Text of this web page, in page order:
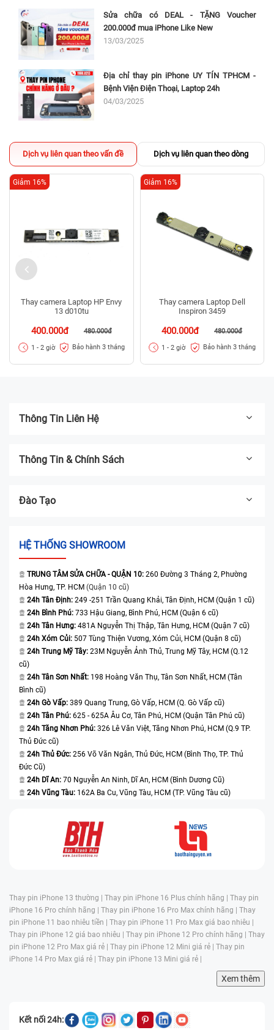
Sửa chữa có DEAL - TẶNG Voucher
200.000đ mua iPhone Like New
13/03/2025
Địa chỉ thay pin iPhone UY TÍN TPHCM -
Bệnh Viện Điện Thoại, Laptop 24h
04/03/2025
Dịch vụ liên quan theo vấn đề Dịch vụ liên quan theo dòng
Thay camera Laptop HP Envy
13 d010tu
400.000đ 480.000đ
Giảm 16%
1 - 2 giờ Bảo hành 3 tháng
Thay camera Laptop Dell
Inspiron 3459
400.000đ 480.000đ
Giảm 16%
1 - 2 giờ Bảo hành 3 tháng
Thông Tin Liên Hệ
Thông Tin & Chính Sách
Đào Tạo
HỆ THỐNG SHOWROOM
TRUNG TÂM SỬA CHỮA - QUẬN 10: 260 Đường 3 Tháng 2, Phường
Hòa Hưng, TP. HCM (Quận 10 cũ)
24h Tân Định: 249 -251 Trần Quang Khải, Tân Định, HCM (Quận 1 cũ)
24h Bình Phú: 733 Hậu Giang, Bình Phú, HCM (Quận 6 cũ)
24h Tân Hưng: 481A Nguyễn Thị Thập, Tân Hưng, HCM (Quận 7 cũ)
24h Xóm Củi: 507 Tùng Thiện Vương, Xóm Củi, HCM (Quận 8 cũ)
24h Trung Mỹ Tây: 23M Nguyễn Ảnh Thủ, Trung Mỹ Tây, HCM (Q.12
cũ)
24h Tân Sơn Nhất: 198 Hoàng Văn Thụ, Tân Sơn Nhất, HCM (Tân
Bình cũ)
24h Gò Vấp: 389 Quang Trung, Gò Vấp, HCM (Q. Gò Vấp cũ)
24h Tân Phú: 625 - 625A Âu Cơ, Tân Phú, HCM (Quận Tân Phú cũ)
24h Tăng Nhơn Phú: 326 Lê Văn Việt, Tăng Nhơn Phú, HCM (Q.9 TP.
Thủ Đức cũ)
24h Thủ Đức: 256 Võ Văn Ngân, Thủ Đức, HCM (Bình Thọ, TP. Thủ
Đức Cũ)
24h Dĩ An: 70 Nguyễn An Ninh, Dĩ An, HCM (Bình Dương Cũ)
24h Vũng Tàu: 162A Ba Cu, Vũng Tàu, HCM (TP. Vũng Tàu cũ)
Thay pin iPhone 13 thường | Thay pin iPhone 16 Plus chính hãng | Thay pin
iPhone 16 Pro chính hãng | Thay pin iPhone 16 Pro Max chính hãng | Thay
pin iPhone 11 bao nhiêu tiền | Thay pin iPhone 11 Pro Max giá bao nhiêu |
Thay pin iPhone 12 giá bao nhiêu | Thay pin iPhone 12 Pro chính hãng | Thay
pin iPhone 12 Pro Max giá rẻ | Thay pin iPhone 12 Mini giá rẻ | Thay pin
iPhone 14 Pro Max giá rẻ | Thay pin iPhone 13 Mini giá rẻ |
Xem thêm
Kết nối 24h: